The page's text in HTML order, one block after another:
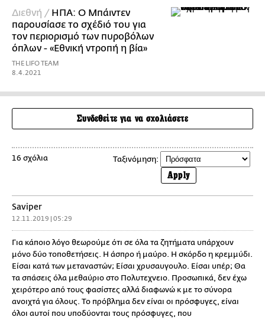
Διεθνή / ΗΠΑ: Ο Μπάιντεν
παρουσίασε το σχέδιό του για
τον περιορισμό των πυροβόλων
όπλων - «Εθνική ντροπή η βία»
THE LIFO TEAM
8.4.2021
Συνδεθείτε για να σχολιάσετε
16 σχόλια Ταξινόμηση:
Apply
Saviper
12.11.2019 | 05:29
Για κάποιο λόγο θεωρούμε ότι σε όλα τα ζητήματα υπάρχουν
μόνο δύο τοποθετήσεις. Η άσπρο ή μαύρο. Η σκόρδο η κρεμμύδι.
Είσαι κατά των μεταναστών; Είσαι χρυσαυγουλο. Είσαι υπέρ; Θα
τα σπάσεις όλα μεθαύριο στο Πολυτεχνειο. Προσωπικά, δεν έχω
χειρότερο από τους φασίστες αλλά διαφωνώ κ με το σύνορα
ανοιχτά για όλους. Το πρόβλημα δεν είναι οι πρόσφυγες, είναι
όλοι αυτοί που υποδύονται τους πρόσφυγες, που